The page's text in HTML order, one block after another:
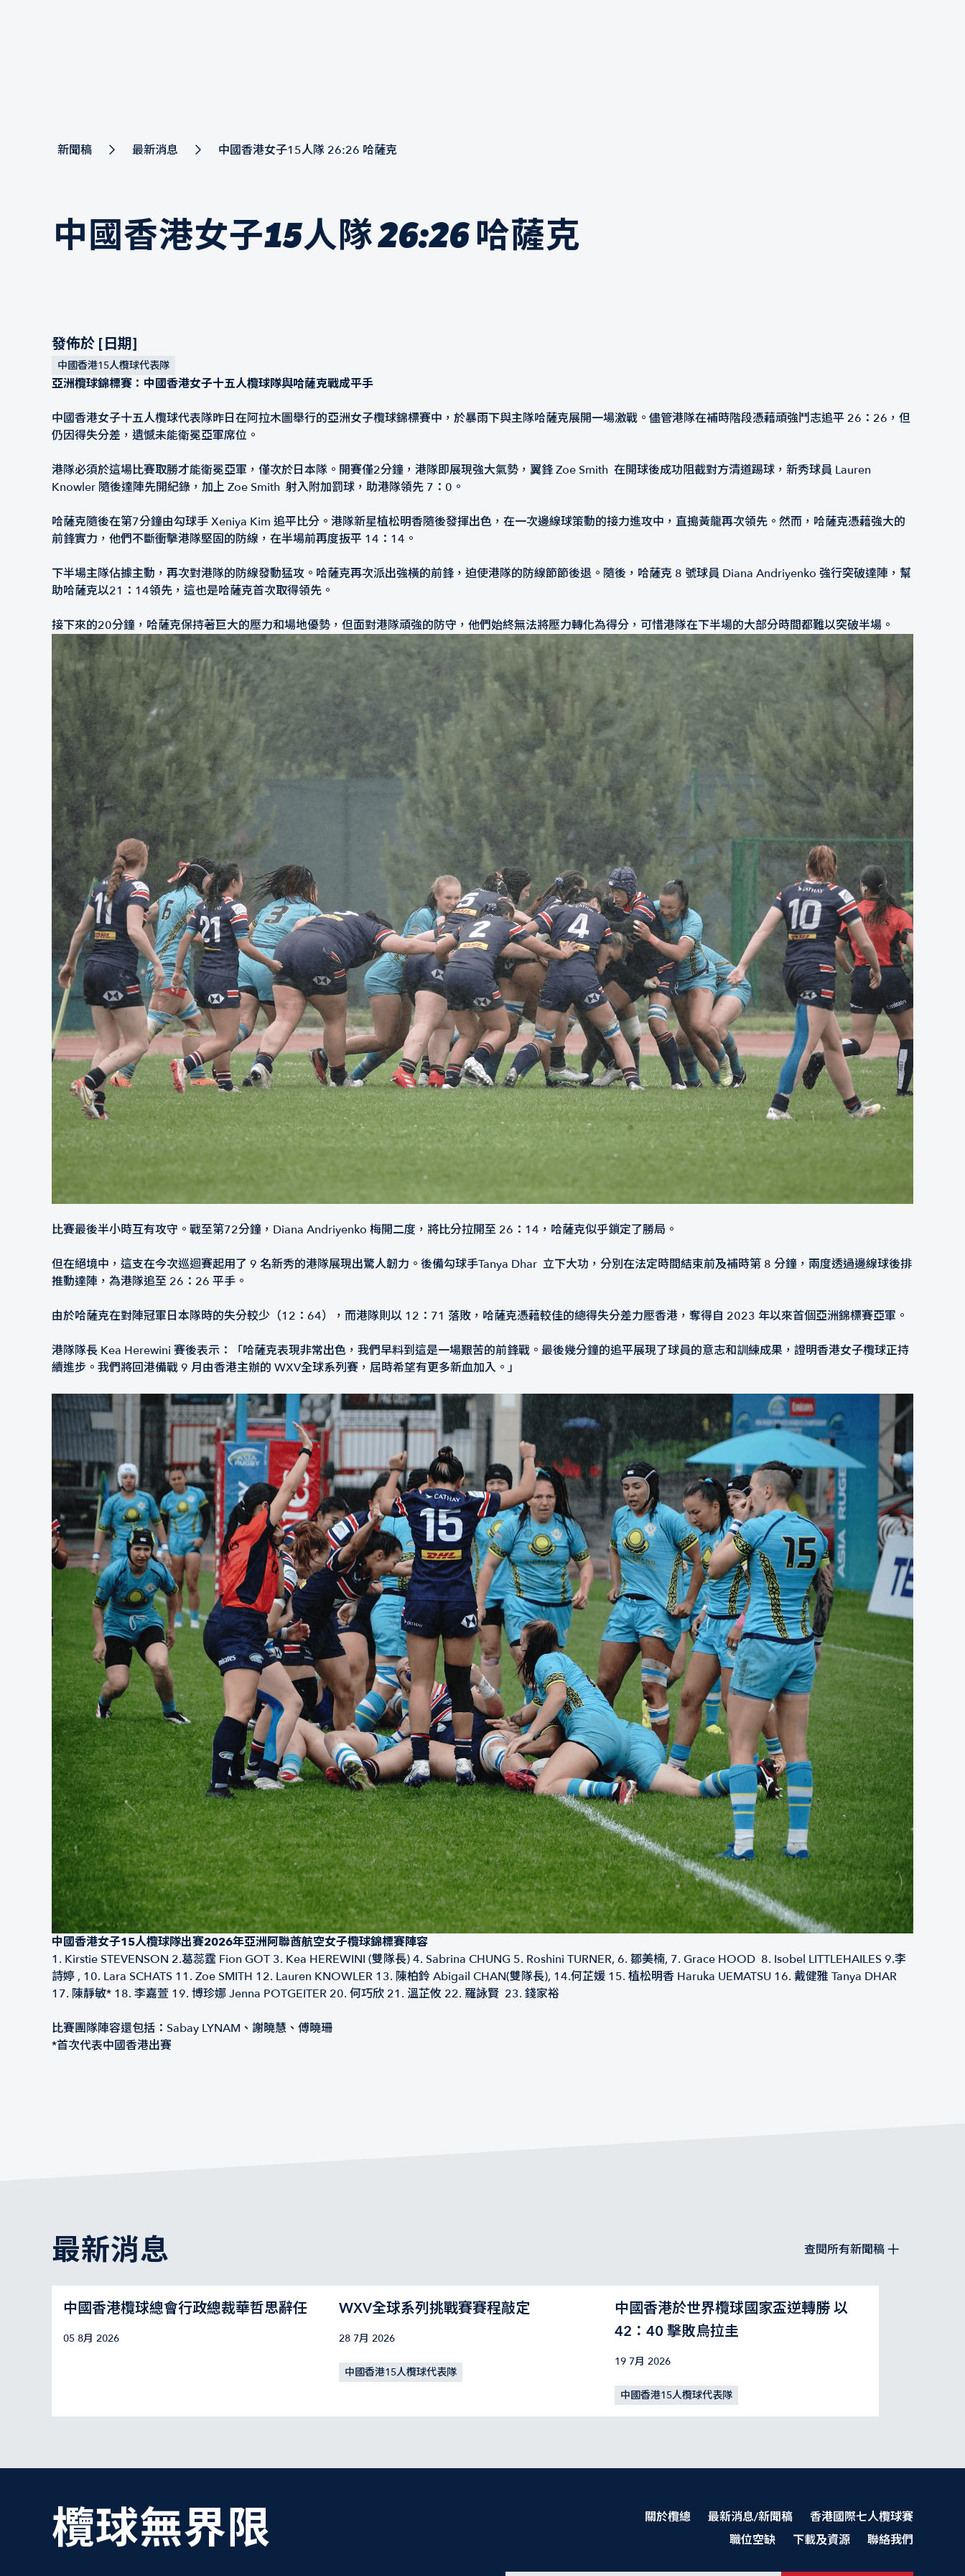
新聞稿 最新消息 中國香港女子15人隊 26:26 哈薩克
中國香港女子15人隊 26:26 哈薩克
發佈於 [日期]
中國香港15人欖球代表隊
亞洲欖球錦標賽：中國香港女子十五人欖球隊與哈薩克戰成平手
中國香港女子十五人欖球代表隊昨日在阿拉木圖舉行的亞洲女子欖球錦標賽中，於暴雨下與主隊哈薩克展開一場激戰。儘管港隊在補時階段憑藉頑強鬥志追平 26：26，但
仍因得失分差，遺憾未能衛冕亞軍席位。
港隊必須於這場比賽取勝才能衛冕亞軍，僅次於日本隊。開賽僅2分鐘，港隊即展現強大氣勢，翼鋒 Zoe Smith 在開球後成功阻截對方清道踢球，新秀球員 Lauren
Knowler 隨後達陣先開紀錄，加上 Zoe Smith 射入附加罰球，助港隊領先 7：0。
哈薩克隨後在第7分鐘由勾球手 Xeniya Kim 追平比分。港隊新星植松明香隨後發揮出色，在一次邊線球策動的接力進攻中，直搗黃龍再次領先。然而，哈薩克憑藉強大的
前鋒實力，他們不斷衝擊港隊堅固的防線，在半場前再度扳平 14：14。
下半場主隊佔據主動，再次對港隊的防線發動猛攻。哈薩克再次派出強橫的前鋒，迫使港隊的防線節節後退。隨後，哈薩克 8 號球員 Diana Andriyenko 強行突破達陣，幫
助哈薩克以21：14領先，這也是哈薩克首次取得領先。
接下來的20分鐘，哈薩克保持著巨大的壓力和場地優勢，但面對港隊頑強的防守，他們始終無法將壓力轉化為得分，可惜港隊在下半場的大部分時間都難以突破半場。
比賽最後半小時互有攻守。戰至第72分鐘，Diana Andriyenko 梅開二度，將比分拉開至 26：14，哈薩克似乎鎖定了勝局。
但在絕境中，這支在今次巡迴賽起用了 9 名新秀的港隊展現出驚人韌力。後備勾球手Tanya Dhar 立下大功，分別在法定時間結束前及補時第 8 分鐘，兩度透過邊線球後排
推動達陣，為港隊追至 26：26 平手。
由於哈薩克在對陣冠軍日本隊時的失分較少（12：64），而港隊則以 12：71 落敗，哈薩克憑藉較佳的總得失分差力壓香港，奪得自 2023 年以來首個亞洲錦標賽亞軍。
港隊隊長 Kea Herewini 賽後表示：「哈薩克表現非常出色，我們早料到這是一場艱苦的前鋒戰。最後幾分鐘的追平展現了球員的意志和訓練成果，證明香港女子欖球正持
續進步。我們將回港備戰 9 月由香港主辦的 WXV全球系列賽，屆時希望有更多新血加入。」
中國香港女子15人欖球隊出賽2026年亞洲阿聯酋航空女子欖球錦標賽陣容
1.⁠ ⁠Kirstie STEVENSON 2.葛蕊霆 Fion GOT 3. Kea HEREWINI (雙隊長) 4. Sabrina CHUNG 5. Roshini TURNER, 6. 鄒美楠, 7. Grace HOOD 8. Isobel LITTLEHAILES 9.李
詩婷 , 10. Lara SCHATS 11. Zoe SMITH 12. Lauren KNOWLER 13. 陳柏鈴 Abigail CHAN(雙隊長), 14.何芷媛 15. 植松明香 Haruka UEMATSU 16. 戴健雅 Tanya DHAR
17. 陳靜敏* 18. 李嘉萱 19. 博珍娜 Jenna POTGEITER 20. 何巧欣 21. 溫芷攸 22. 羅詠賢 23. 錢家裕
比賽團隊陣容還包括：Sabay LYNAM、謝曉慧、傅曉珊
*首次代表中國香港出賽
最新消息 查閱所有新聞稿
中國香港欖球總會行政總裁華哲思辭任
05 8月 2026
WXV全球系列挑戰賽賽程敲定
28 7月 2026
中國香港15人欖球代表隊
中國香港於世界欖球國家盃逆轉勝 以
42：40 擊敗烏拉圭
19 7月 2026
中國香港15人欖球代表隊
欖球無界限 關於欖總 最新消息/新聞稿
香港國際七人欖球賽
職位空缺
下載及資源 聯絡我們